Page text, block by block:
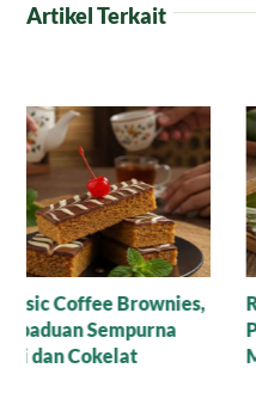
Artikel Terkait
Resep Nagasari Tape,
Peluang Bisnis
Menggiurkan!